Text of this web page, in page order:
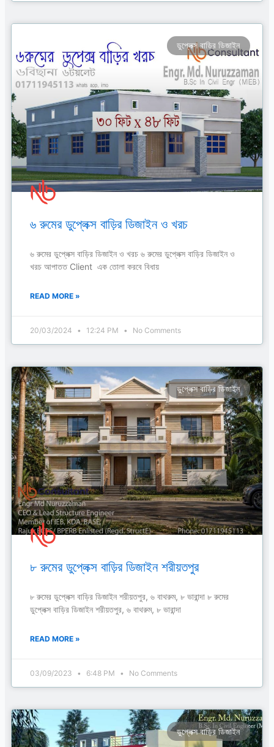
ডুপ্লেক্স বাড়ির ডিজাইন
৬ রুমের ডুপ্লেক্স বাড়ির ডিজাইন ও খরচ
৬ রুমের ডুপ্লেক্স বাড়ির ডিজাইন ও খরচ ৬ রুমের ডুপ্লেক্স বাড়ির ডিজাইন ও
খরচ আপাতত Client এক তোলা করবে বিধায়
READ MORE »
20/03/2024 12:24 PM No Comments
ডুপ্লেক্স বাড়ির ডিজাইন
৮ রুমের ডুপ্লেক্স বাড়ির ডিজাইন শরীয়তপুর
৮ রুমের ডুপ্লেক্স বাড়ির ডিজাইন শরীয়তপুর, ৬ বাথরুম, ৮ ভারান্দা ৮ রুমের
ডুপ্লেক্স বাড়ির ডিজাইন শরীয়তপুর, ৬ বাথরুম, ৮ ভারান্দা
READ MORE »
03/09/2023 6:48 PM No Comments
ডুপ্লেক্স বাড়ির ডিজাইন